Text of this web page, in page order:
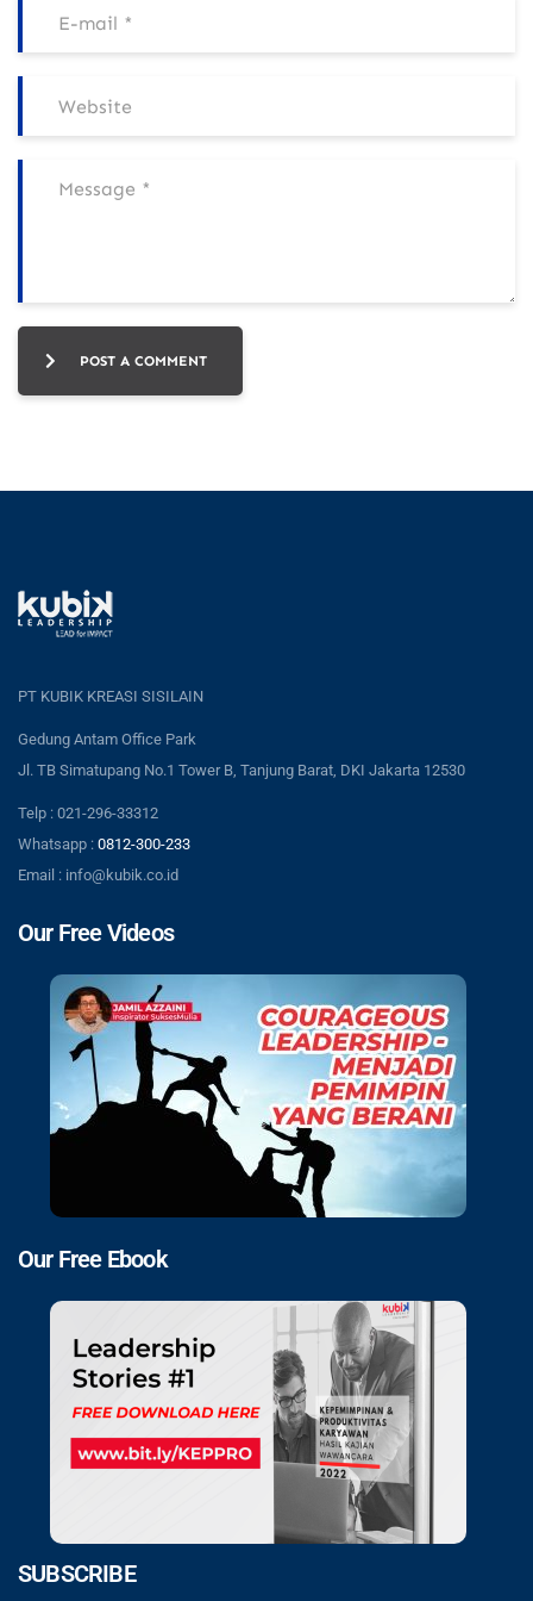
POST A COMMENT
PT KUBIK KREASI SISILAIN
Gedung Antam Office Park
Jl. TB Simatupang No.1 Tower B, Tanjung Barat, DKI Jakarta 12530
Telp : 021-296-33312
Whatsapp : 0812-300-233
Email : info@kubik.co.id
Our Free Videos
Our Free Ebook
SUBSCRIBE